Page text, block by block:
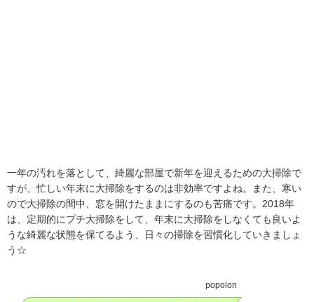
一年の汚れを落として、綺麗な部屋で新年を迎えるための大掃除で
すが、忙しい年末に大掃除をするのは非効率ですよね。また、寒い
ので大掃除の間中、窓を開けたままにするのも苦痛です。2018年
は、定期的にプチ大掃除をして、年末に大掃除をしなくても良いよ
うな綺麗な状態を保てるよう、日々の掃除を習慣化していきましょ
う☆
popolon